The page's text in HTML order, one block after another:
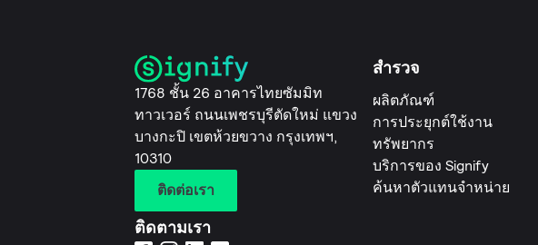
1768 ชั้น 26 อาคารไทยซัมมิท
ทาวเวอร์ ถนนเพชรบุรีตัดใหม่ แขวง
บางกะปิ เขตห้วยขวาง กรุงเทพฯ,
10310
ติดต่อเรา
ติดตามเรา
สำรวจ
ผลิตภัณฑ์
การประยุกต์ใช้งาน
ทรัพยากร
บริการของ Signify
ค้นหาตัวแทนจำหน่าย